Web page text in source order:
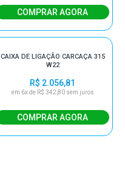
CAIXA DE LIGAÇÃO CARCAÇA 315
W22
R$ 2.056,81
em 6x de R$ 342,80 sem juros